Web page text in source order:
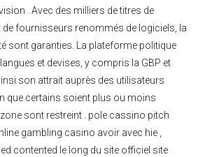
. Avec des milliers de titres de
de fournisseurs renommés de logiciels, la
sont garanties. La plateforme politique
et devises, y compris la GBP et
son attrait auprès des utilisateurs
que certains soient plus ou moins
sont restreint . pole cassino pitch
gambling casino avoir avec hie ,
contented le long du site officiel site